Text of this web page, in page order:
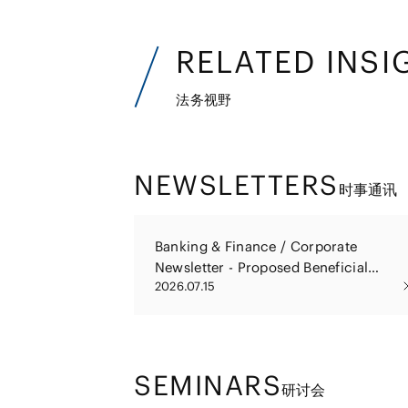
RELATED
法务视野
NEWSLETTERS 时事通讯
Banking & Finance / Corporate
Newsletter - Proposed Beneficial
Shareholder Identification System in
2026.07.15
SEMINARS研讨会